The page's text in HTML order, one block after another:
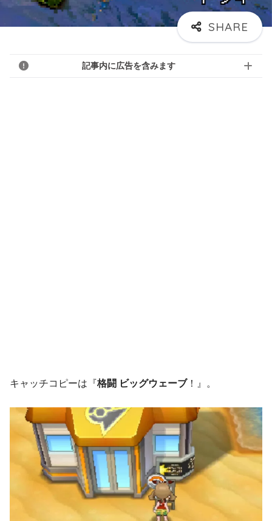
記事内に広告を含みます
キャッチコピーは『格闘 ビッグウェーブ！』。